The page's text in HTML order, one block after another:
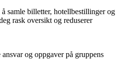
samle billetter, hotellbestillinger og
rask oversikt og reduserer
og oppgaver på gruppens